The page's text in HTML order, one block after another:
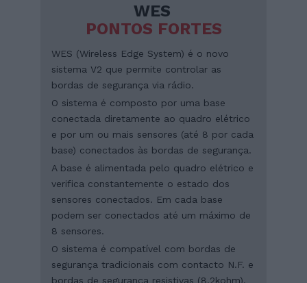
WES
PONTOS FORTES
WES (Wireless Edge System) é o novo
sistema V2 que permite controlar as
bordas de segurança via rádio.
O sistema é composto por uma base
conectada diretamente ao quadro elétrico
e por um ou mais sensores (até 8 por cada
base) conectados às bordas de segurança.
A base é alimentada pelo quadro elétrico e
verifica constantemente o estado dos
sensores conectados. Em cada base
podem ser conectados até um máximo de
8 sensores.
O sistema é compatível com bordas de
segurança tradicionais com contacto N.F. e
bordas de segurança resistivas (8,2kohm).